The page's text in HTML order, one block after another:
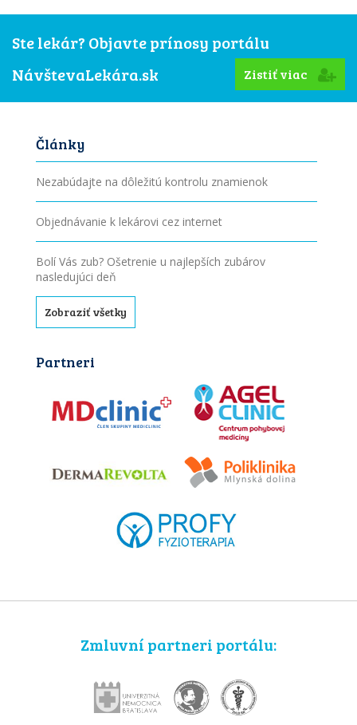
Ste lekár? Objavte prínosy portálu
NávštevaLekára.sk
Zistiť viac
Články
Nezabúdajte na dôležitú kontrolu znamienok
Objednávanie k lekárovi cez internet
Bolí Vás zub? Ošetrenie u najlepších zubárov
nasledujúci deň
Zobraziť všetky
Partneri
Zmluvní partneri portálu: